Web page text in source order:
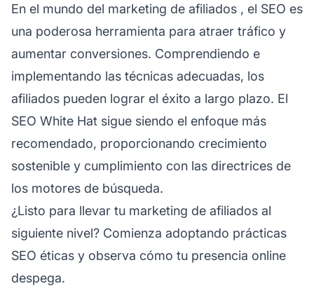
En el mundo del marketing de afiliados , el SEO es
una poderosa herramienta para atraer tráfico y
aumentar conversiones. Comprendiendo e
implementando las técnicas adecuadas, los
afiliados pueden lograr el éxito a largo plazo. El
SEO White Hat sigue siendo el enfoque más
recomendado, proporcionando crecimiento
sostenible y cumplimiento con las directrices de
los motores de búsqueda.
¿Listo para llevar tu marketing de afiliados al
siguiente nivel? Comienza adoptando prácticas
SEO éticas y observa cómo tu presencia online
despega.